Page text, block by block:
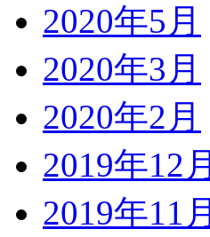
2020年5月
2020年3月
2020年2月
2019年12月
2019年11月